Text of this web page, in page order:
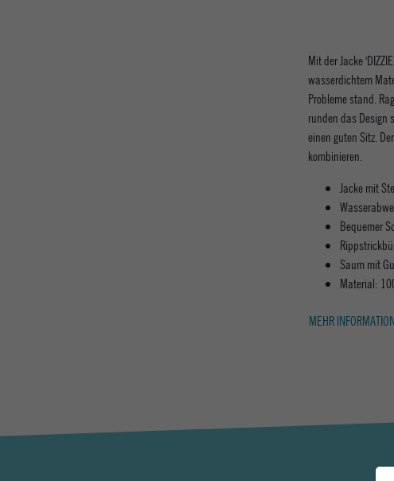
Mit der Jacke
wasserdichtem
Probleme stand.
runden das Design
einen guten Sitz.
kombinieren.
Jacke mit
Bequemer
Saum mit
Material:
MEHR